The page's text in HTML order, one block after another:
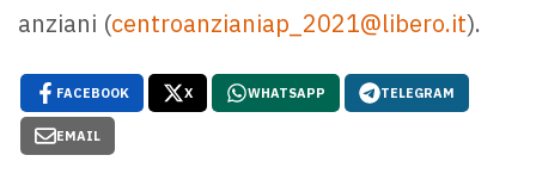
anziani (centroanzianiap_2021@libero.it).
FACEBOOK X WHATSAPP TELEGRAM
EMAIL